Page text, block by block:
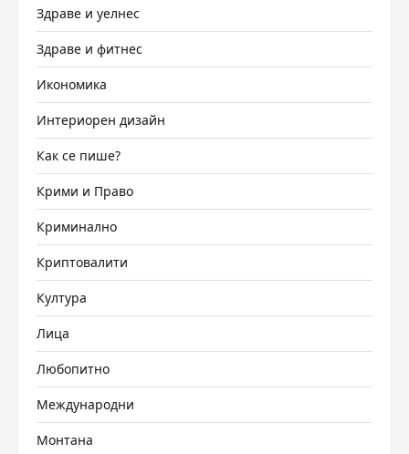
Здраве и уелнес
Здраве и фитнес
Икономика
Интериорен дизайн
Как се пише?
Крими и Право
Криминално
Криптовалити
Култура
Лица
Любопитно
Международни
Монтана